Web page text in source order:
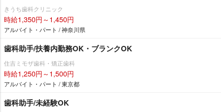
きうち歯科クリニック
時給1,350円～1,450円
アルバイト・パート / 神奈川県
歯科助手/扶養内勤務OK・ブランクOK
住吉ミモザ歯科・矯正歯科
時給1,250円～1,500円
アルバイト・パート / 東京都
歯科助手/未経験OK